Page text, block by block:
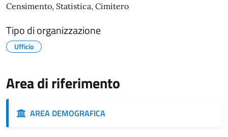
Censimento, Statistica, Cimitero
Tipo di organizzazione
Ufficio
Area di riferimento
AREA DEMOGRAFICA